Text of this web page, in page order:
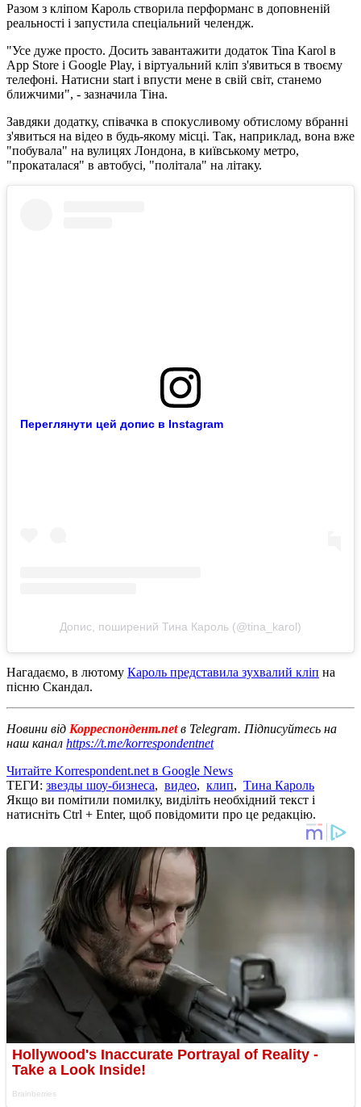
Разом з кліпом Кароль створила перформанс в доповненій
реальності і запустила спеціальний челендж.
"Усе дуже просто. Досить завантажити додаток Tina Karol в
App Store і Google Play, і віртуальний кліп з'явиться в твоєму
телефоні. Натисни start і впусти мене в свій світ, станемо
ближчими", - зазначила Тіна.
Завдяки додатку, співачка в спокусливому обтислому вбранні
з'явиться на відео в будь-якому місці. Так, наприклад, вона вже
"побувала" на вулицях Лондона, в київському метро, ​​
"прокаталася" в автобусі, "політала" на літаку.
Переглянути цей допис в Instagram
Допис, поширений Тина Кароль (@tina_karol)
Нагадаємо, в лютому Кароль представила зухвалий кліп на
пісню Скандал.
Новини від Корреспондент.netв Telegram. Підписуйтесь на
наш канал https://t.me/korrespondentnet
Читайте Korrespondent.net в Google News
ТЕГИ: звезды шоу-бизнеса, видео, клип, Тина Кароль
Якщо ви помітили помилку, виділіть необхідний текст і
натисніть Ctrl + Enter, щоб повідомити про це редакцію.